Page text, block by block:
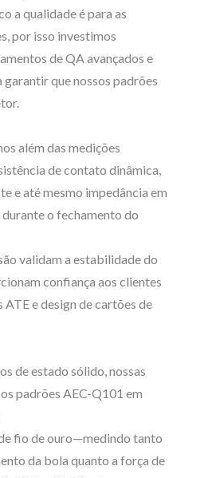
a qualidade é para as
por isso investimos
de QA avançados e
que nossos padrões
além das medições
de contato dinâmica,
e até mesmo impedância em
o fechamento do
validam a estabilidade do
confiança aos clientes
ATE e design de cartões de
de estado sólido, nossas
padrões AEC-Q101 em
fio de ouro—medindo tanto
da bola quanto a força de